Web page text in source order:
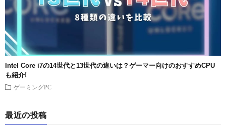
Intel Core i7の14世代と13世代の違いは？ゲーマー向けのおすすめCPU
も紹介!
ゲーミングPC
最近の投稿